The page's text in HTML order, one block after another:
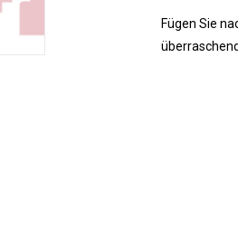
Fügen Sie